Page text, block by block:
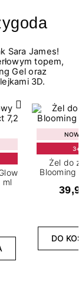
Sara James!
topem,
Gel oraz
3D.
ml
Żel do
Blooming
DO